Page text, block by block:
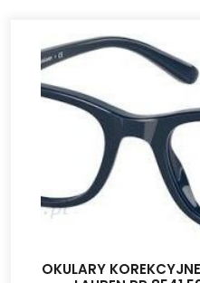
OKULARY